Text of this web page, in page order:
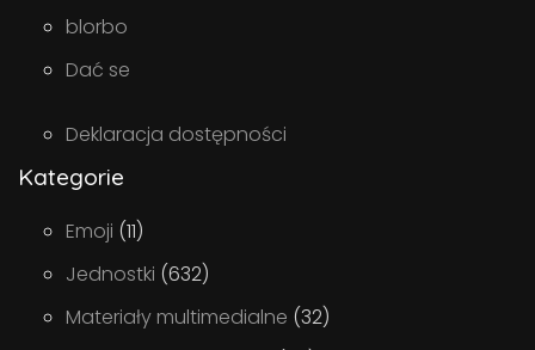
blorbo
Dać se
Deklaracja dostępności
Kategorie
Emoji (11)
Jednostki (632)
Materiały multimedialne (32)